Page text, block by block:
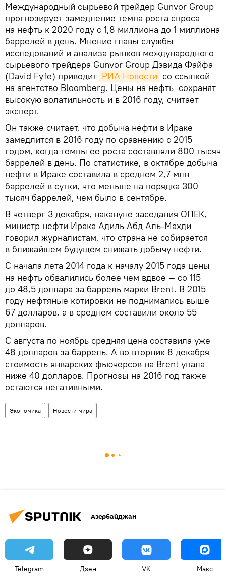
Международный сырьевой трейдер Gunvor Group
прогнозирует замедление темпа роста спроса
на нефть к 2020 году с 1,8 миллиона до 1 миллиона
баррелей в день. Мнение главы службы
исследований и анализа рынков международного
сырьевого трейдера Gunvor Group Дэвида Файфа
(David Fyfe) приводит РИА Новости со ссылкой
на агентство Bloomberg. Цены на нефть сохранят
высокую волатильность и в 2016 году, считает
эксперт.
Он также считает, что добыча нефти в Ираке
замедлится в 2016 году по сравнению с 2015
годом, когда темпы ее роста составляли 800 тысяч
баррелей в день. По статистике, в октябре добыча
нефти в Ираке составила в среднем 2,7 млн
баррелей в сутки, что меньше на порядка 300
тысяч баррелей, чем было в сентябре.
В четверг 3 декабря, накануне заседания ОПЕК,
министр нефти Ирака Адиль Абд Аль-Махди
говорил журналистам, что страна не собирается
в ближайшем будущем снижать добычу нефти.
С начала лета 2014 года к началу 2015 года цены
на нефть обвалились более чем вдвое — со 115
до 48,5 доллара за баррель марки Brent. В 2015
году нефтяные котировки не поднимались выше
67 долларов, а в среднем составили около 55
долларов.
С августа по ноябрь средняя цена составила уже
48 долларов за баррель. А во вторник 8 декабря
стоимость январских фьючерсов на Brent упала
ниже 40 долларов. Прогнозы на 2016 год также
остаются негативными.
Экономика Новости мира
Азербайджан
Telegram Дзен VK Макс